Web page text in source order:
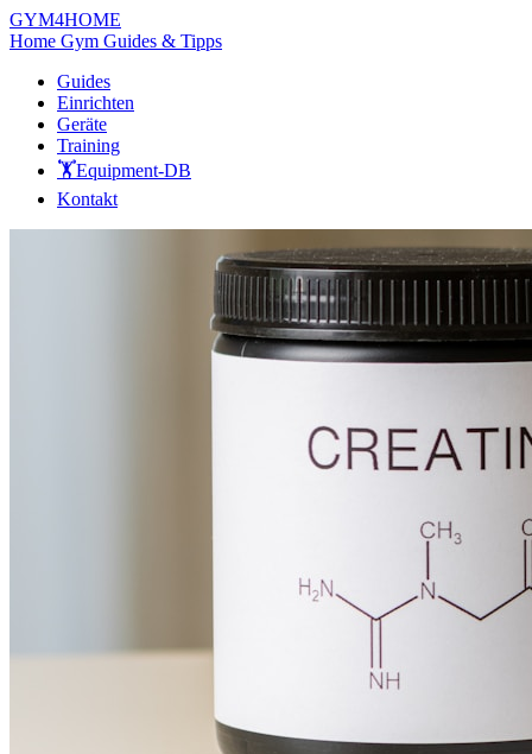
GYM4HOME
Home Gym Guides & Tipps
Guides
Einrichten
Geräte
Training
🏋️Equipment-DB
Kontakt